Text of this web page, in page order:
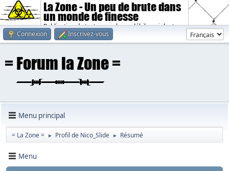
La Zone - Un peu de brute dans
un monde de finesse
Publication de textes sombres, débiles, violents.
Connexion
Inscrivez-vous
Menu principal
= La Zone = ► Profil de Nico_Slide ► Résumé
Menu